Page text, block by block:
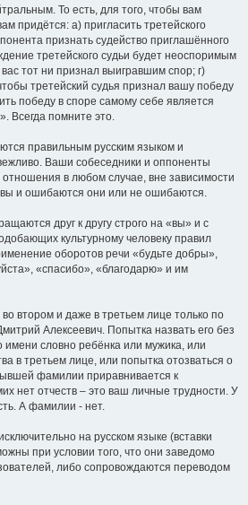
То есть, для того, чтобы вам
придётся: а) пригласить третейского
признать судейство приглашённого
третейского судьи будет неоспоримым
тот ни признал выигравшим спор; г)
третейский судья признал вашу победу
победу в споре самому себе является
Всегда помните это.
правильным русским языком и
Ваши собеседники и оппоненты
отношения в любом случае, вне зависимости
и ошибаются они или не ошибаются.
друг к другу строго на «вы» и с
культурному человеку правил
оборотов речи «будьте добры»,
«спасибо», «благодарю» и им
втором и даже в третьем лице только по
Алексеевич. Попытка назвать его без
имени словно ребёнка или мужика, или
в третьем лице, или попытка отозваться о
фамилии приравнивается к
нет отчеств – это ваш личные трудности. У
А фамилии - нет.
на русском языке (вставки
при условии того, что они заведомо
либо сопровождаются переводом